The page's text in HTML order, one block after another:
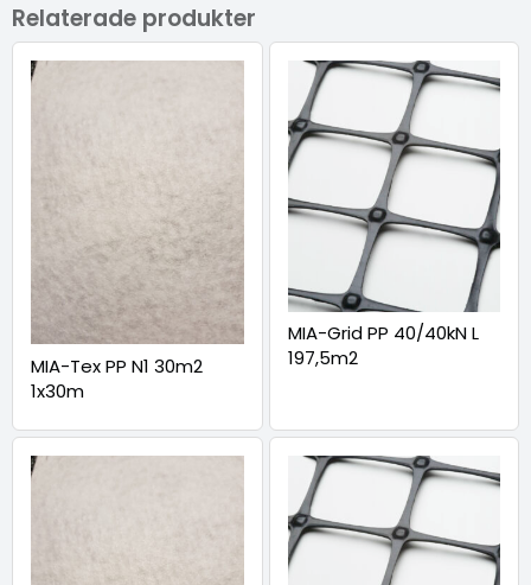
Relaterade produkter
MIA-Tex PP N1 30m2
1x30m
MIA-Grid PP 40/40kN L
197,5m2